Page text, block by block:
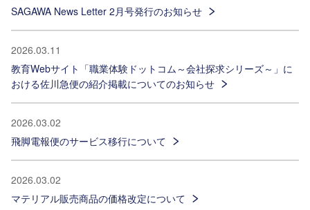
SAGAWA News Letter 2月号発行のお知らせ
2026.03.11
教育Webサイト「職業体験ドットコム～会社探求シリーズ～」に
おける佐川急便の紹介掲載についてのお知らせ
2026.03.02
飛脚電報便のサービス移行について
2026.03.02
マテリアル販売商品の価格改定について